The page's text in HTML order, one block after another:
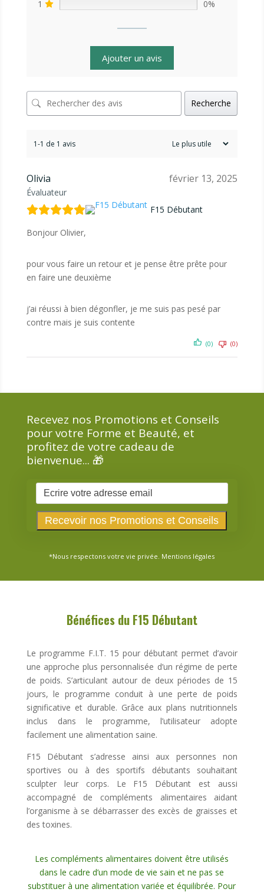
1 0%
Ajouter un avis
Recherche
1-1 de 1 avis
Olivia
Évaluateur
février 13, 2025
F15 Débutant
Bonjour Olivier,
pour vous faire un retour et je pense être prête pour
en faire une deuxième
j’ai réussi à bien dégonfler, je me suis pas pesé par
contre mais je suis contente
(0) (0)
Recevez nos Promotions et Conseils
pour votre Forme et Beauté, et
profitez de votre cadeau de
bienvenue... 🎁
*Nous respectons votre vie privée. Mentions légales
Bénéfices du F15 Débutant
Le programme F.I.T. 15 pour débutant permet d’avoir
une approche plus personnalisée d’un régime de perte
de poids. S’articulant autour de deux périodes de 15
jours, le programme conduit à une perte de poids
significative et durable. Grâce aux plans nutritionnels
inclus dans le programme, l’utilisateur adopte
facilement une alimentation saine.
F15 Débutant s’adresse ainsi aux personnes non
sportives ou à des sportifs débutants souhaitant
sculpter leur corps. Le F15 Débutant est aussi
accompagné de compléments alimentaires aidant
l’organisme à se débarrasser des excès de graisses et
des toxines.
Les compléments alimentaires doivent être utilisés
dans le cadre d’un mode de vie sain et ne pas se
substituer à une alimentation variée et équilibrée. Pour